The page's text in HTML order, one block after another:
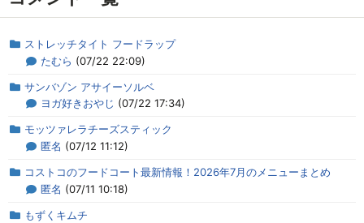
ストレッチタイト フードラップ
たむら (07/22 22:09)
サンバゾン アサイーソルベ
ヨガ好きおやじ (07/22 17:34)
モッツァレラチーズスティック
匿名 (07/12 11:12)
コストコのフードコート最新情報！2026年7月のメニューまとめ
匿名 (07/11 10:18)
もずくキムチ